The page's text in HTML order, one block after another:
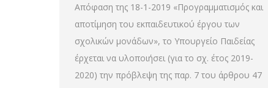
Απόφαση της 18-1-2019 «Προγραμματισμός και
αποτίμηση του εκπαιδευτικού έργου των
σχολικών μονάδων», το Υπουργείο Παιδείας
έρχεται να υλοποιήσει (για το σχ. έτος 2019-
2020) την πρόβλεψη της παρ. 7 του άρθρου 47